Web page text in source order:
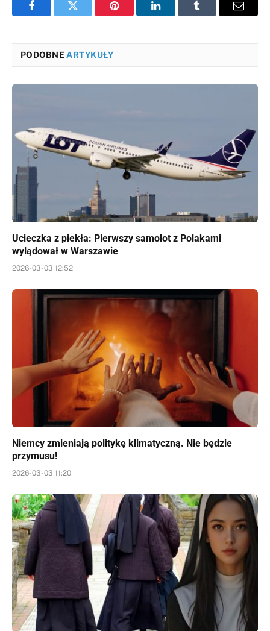
FacebookTwitter Pinterest LinkedInTumblr Email
PODOBNEARTYKUŁY
Ucieczka z piekła: Pierwszy samolot z Polakami
wylądował w Warszawie
2026-03-03 12:52
Niemcy zmieniają politykę klimatyczną. Nie będzie
przymusu!
2026-03-03 11:20